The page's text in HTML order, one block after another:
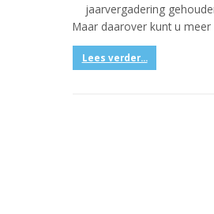
jaarvergadering
Maar daarover kunt u
Lees verder...